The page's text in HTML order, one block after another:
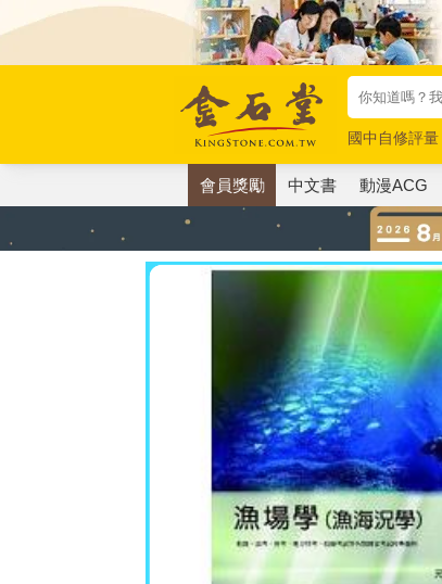
國中自修評量
唯紅花綻放
會員獎勵 中文書 動漫ACG